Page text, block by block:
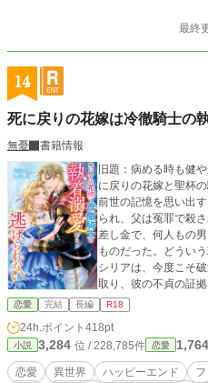
辛い思いはしたくな
かしてエドガーとの結婚を
最終
14
死に戻りの花嫁は冷徹騎士の
無憂
書籍情報
旧題：病める時も健
に戻りの花嫁と聖杯の騎士 結婚式の最中にセシリ
前世の記憶を思い出
られ、父は冤罪で殺
差し金で、何人もの
ものだった。どうい
シリアは、今度こそ
取り、彼の不貞の証
し、ユードの方はセ
距離を詰めてくるの
す。 ＊番外編を投稿
た。前世のヒーロー
ヒーローが許容でき
恋愛 完結 長編 R18
24h.ポイント 418pt
小説 3,284 位 / 228,785件 恋愛 1,764
恋愛 異世界 ハッピーエンド